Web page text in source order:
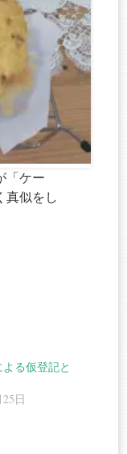
「ケー
真似をし
る仮登記と
日